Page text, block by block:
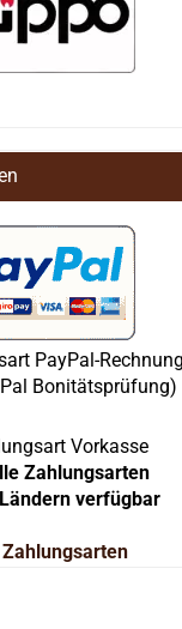
Bonitätsprüfung)
Zahlungsarten
verfügbar